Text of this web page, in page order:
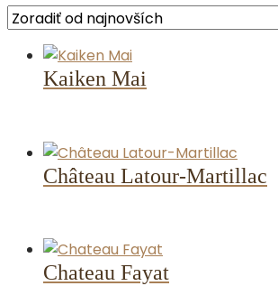
Kaiken Mai
Château Latour-Martillac
Chateau Fayat